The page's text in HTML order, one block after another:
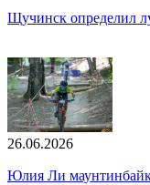
Щучинск определил
26.06.2026
Юлия Ли